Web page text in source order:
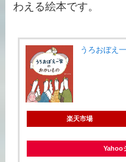
わえる絵本です。
うろおぼえ
楽天市場
Yahoo